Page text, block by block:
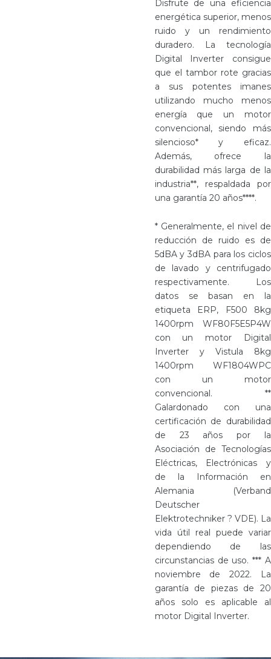
Disfrute de una eficiencia
energética superior, menos
ruido y un rendimiento
duradero. La tecnología
Digital Inverter consigue
que el tambor rote gracias
a sus potentes imanes
utilizando mucho menos
energía que un motor
convencional, siendo más
silencioso* y eficaz.
Además, ofrece la
durabilidad más larga de la
industria**, respaldada por
una garantía 20 años****.
* Generalmente, el nivel de
reducción de ruido es de
5dBA y 3dBA para los ciclos
de lavado y centrifugado
respectivamente. Los
datos se basan en la
etiqueta ERP, F500 8kg
1400rpm WF80F5E5P4W
con un motor Digital
Inverter y Vistula 8kg
1400rpm WF1804WPC
con un motor
convencional. **
Galardonado con una
certificación de durabilidad
de 23 años por la
Asociación de Tecnologías
Eléctricas, Electrónicas y
de la Información en
Alemania (Verband
Deutscher
Elektrotechniker ? VDE). La
vida útil real puede variar
dependiendo de las
circunstancias de uso. *** A
noviembre de 2022. La
garantía de piezas de 20
años solo es aplicable al
motor Digital Inverter.